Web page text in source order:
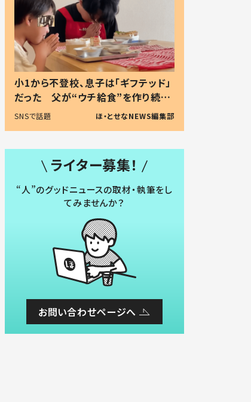
小1から不登校、息子は「ギフテッド」
だった 父が“ウチ給食”を作り続け
る理由とは #令和の親 #令和の子
SNSで話題 ほ・とせなNEWS編集部
ライター募集！
“人”のグッドニュースの取材・執筆をし
てみませんか？
お問い合わせページへ